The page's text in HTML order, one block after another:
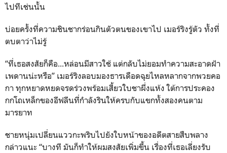
ไปทีเช่นนั้น
บ่อยครั้งที่ความชินชากร่อนกินตัวตนของเขาไป เมอร์ริงรู้ตัว ทั้งที่
ตบตาว่าไม่รู้
“ที่เธอสงสัยก็คือ...หล่อนมีสาวใช้ แต่กลับไม่ยอมทำความสะอาดฝ้า
เพดานน่ะหรือ” เมอร์ริงลอบมองธารเดือดฉุยไหลหลากจากพวยคอ
กา ทุกหยาดหยดจรดร่วงพร้อมเสี้ยวใบชาผึ่งแห้ง ใต้การประคอง
กกโถเหล็กของอีฟลีนที่กำลังรินให้ครบกับแขกทั้งสองคนตาม
มารยาท
ชายหนุ่มเปลี่ยนแววกะพริบไปยังใบหน้าของอดีตสายสืบพลาง
กล่าวแนะ “บางที มันก็ทำให้ผมสงสัยเพิ่มขึ้น เรื่องที่เธอเลี่ยงรับ